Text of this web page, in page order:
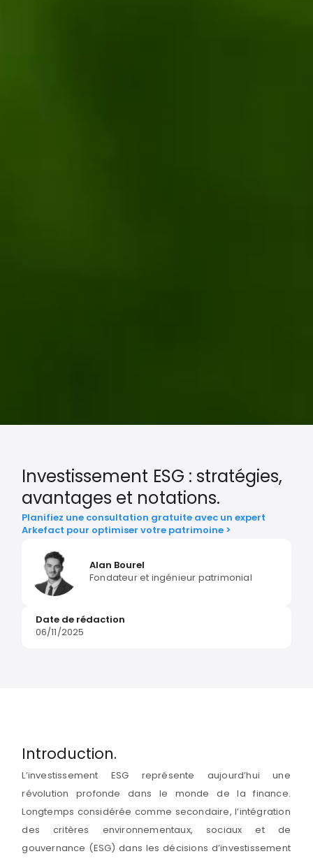
Investissement ESG : stratégies,
avantages et notations.
Planifiez une consultation gratuite avec un expert
Arkefact pour optimiser votre patrimoine >
Alan Bourel
Fondateur et ingénieur patrimonial
Date de rédaction
06/11/2025
Introduction.
L’investissement ESG représente aujourd’hui une
révolution profonde dans le monde de la finance.
Longtemps considérée comme secondaire, l’intégration
des critères environnementaux, sociaux et de
gouvernance (ESG) dans les décisions d’investissement